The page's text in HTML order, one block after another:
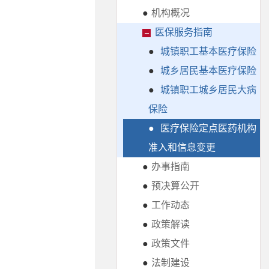
● 机构概况
医保服务指南
●
城镇职工基本医疗保险
●
城乡居民基本医疗保险
●
城镇职工城乡居民大病
保险
●
医疗保险定点医药机构
准入和信息变更
● 办事指南
● 预决算公开
● 工作动态
● 政策解读
● 政策文件
● 法制建设